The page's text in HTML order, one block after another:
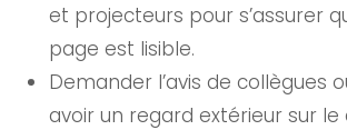
et projecteurs pour s’assurer
page est lisible.
Demander l’avis de collègues
avoir un regard extérieur sur le